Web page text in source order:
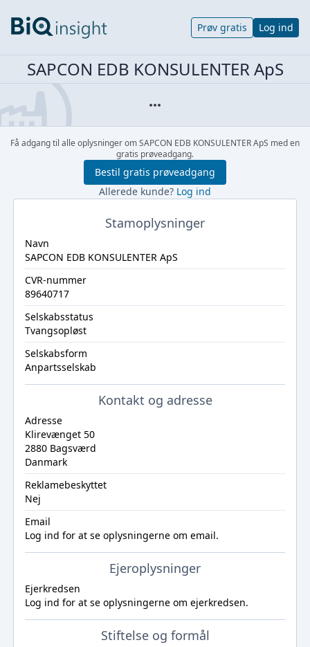
Prøv gratis Log ind
SAPCON EDB KONSULENTER ApS
Få adgang til alle oplysninger om SAPCON EDB KONSULENTER ApS med en
gratis prøveadgang.
Bestil gratis prøveadgang
Allerede kunde? Log ind
Stamoplysninger
Navn
SAPCON EDB KONSULENTER ApS
CVR-nummer
89640717
Selskabsstatus
Tvangsopløst
Selskabsform
Anpartsselskab
Kontakt og adresse
Adresse
Klirevænget 50
2880 Bagsværd
Danmark
Reklamebeskyttet
Nej
Email
Log ind for at se oplysningerne om email.
Ejeroplysninger
Ejerkredsen
Log ind for at se oplysningerne om ejerkredsen.
Stiftelse og formål